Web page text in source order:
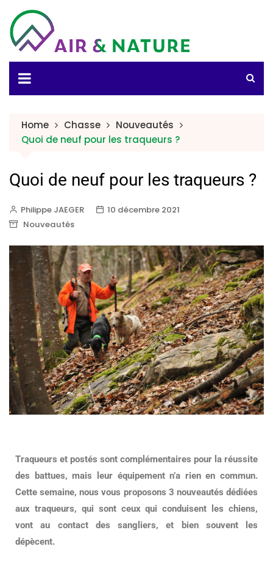
Home Chasse
Nouveautés
Quoi de neuf pour les traqueurs ?
Quoi de neuf pour les traqueurs ?
Philippe JAEGER
10 décembre 2021
Nouveautés
Traqueurs et postés sont complémentaires pour la réussite
des battues, mais leur équipement n’a rien en commun.
Cette semaine, nous vous proposons 3 nouveautés dédiées
aux traqueurs, qui sont ceux qui conduisent les chiens,
vont au contact des sangliers, et bien souvent les
dépècent.